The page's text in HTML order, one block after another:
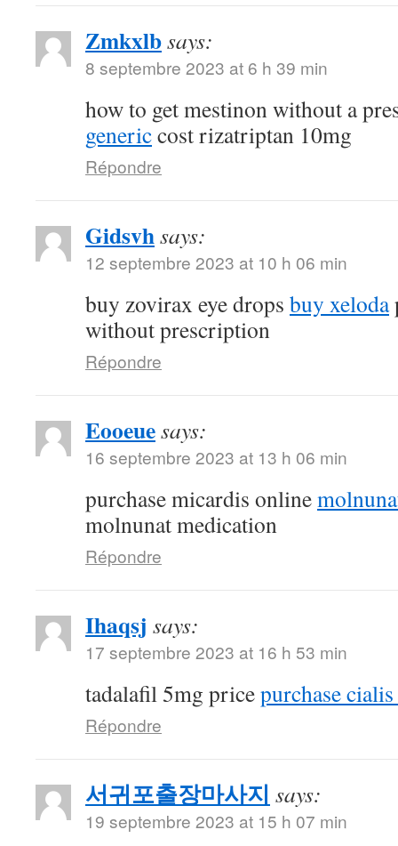
Zmkxlbsays:
8 septembre 2023 at 6 h 39 min
how to get mestinon without a
genericcost rizatriptan 10mg
Répondre
Gidsvhsays:
12 septembre 2023 at 10 h 06 min
buy zovirax eye drops buy xeloda
without prescription
Répondre
Eooeuesays:
16 septembre 2023 at 13 h 06 min
purchase micardis online
molnunat medication
Répondre
Ihaqsj says:
17 septembre 2023 at 16 h 53 min
tadalafil 5mg pricepurchase
Répondre
서귀포출장마사지 says:
19 septembre 2023 at 15 h 07 min